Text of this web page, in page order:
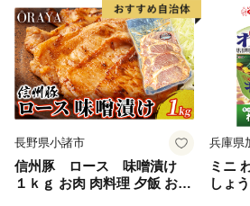
鰆 サ
長野県小諸市
信州豚 ロース 味噌漬け
１ｋｇ お肉 肉料理 夕飯 お弁
兵庫県
ミニ
しょ